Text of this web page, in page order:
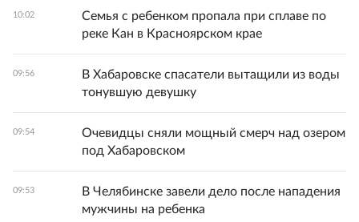
10:02
Семья с ребенком пропала при сплаве по
реке Кан в Красноярском крае
09:56
В Хабаровске спасатели вытащили из воды
тонувшую девушку
09:54
Очевидцы сняли мощный смерч над озером
под Хабаровском
09:53
В Челябинске завели дело после нападения
мужчины на ребенка